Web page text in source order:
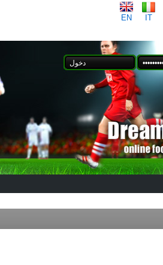
EN IT